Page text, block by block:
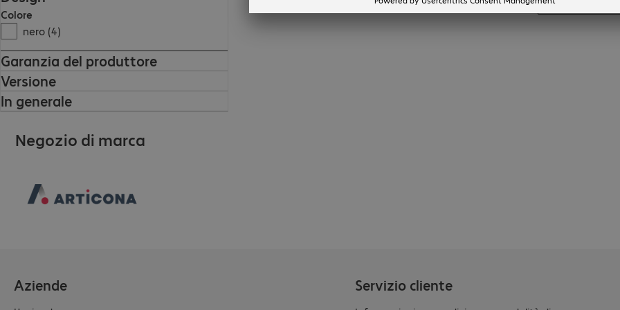
Colore
nero (4)
Garanzia del produttore
Versione
In generale
Mostra tutto
Negozio di marca
Aziende Servizio cliente